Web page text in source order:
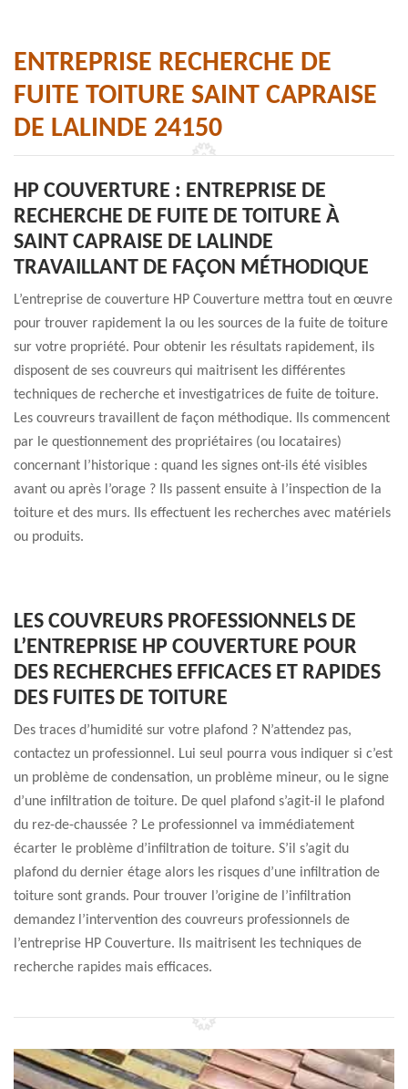
ENTREPRISE RECHERCHE DE
FUITE TOITURE SAINT CAPRAISE
DE LALINDE 24150
HP COUVERTURE : ENTREPRISE DE
RECHERCHE DE FUITE DE TOITURE À
SAINT CAPRAISE DE LALINDE
TRAVAILLANT DE FAÇON MÉTHODIQUE
L’entreprise de couverture HP Couverture mettra tout en œuvre
pour trouver rapidement la ou les sources de la fuite de toiture
sur votre propriété. Pour obtenir les résultats rapidement, ils
disposent de ses couvreurs qui maitrisent les différentes
techniques de recherche et investigatrices de fuite de toiture.
Les couvreurs travaillent de façon méthodique. Ils commencent
par le questionnement des propriétaires (ou locataires)
concernant l’historique : quand les signes ont-ils été visibles
avant ou après l’orage ? Ils passent ensuite à l’inspection de la
toiture et des murs. Ils effectuent les recherches avec matériels
ou produits.
LES COUVREURS PROFESSIONNELS DE
L’ENTREPRISE HP COUVERTURE POUR
DES RECHERCHES EFFICACES ET RAPIDES
DES FUITES DE TOITURE
Des traces d’humidité sur votre plafond ? N’attendez pas,
contactez un professionnel. Lui seul pourra vous indiquer si c’est
un problème de condensation, un problème mineur, ou le signe
d’une infiltration de toiture. De quel plafond s’agit-il le plafond
du rez-de-chaussée ? Le professionnel va immédiatement
écarter le problème d’infiltration de toiture. S’il s’agit du
plafond du dernier étage alors les risques d’une infiltration de
toiture sont grands. Pour trouver l’origine de l’infiltration
demandez l’intervention des couvreurs professionnels de
l’entreprise HP Couverture. Ils maitrisent les techniques de
recherche rapides mais efficaces.